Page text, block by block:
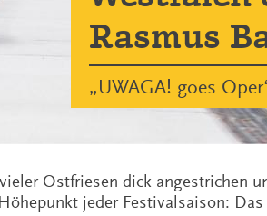
Rasmus
„UWAGA! goes
Ostfriesen dick angestrichen
jeder Festivalsaison: Das